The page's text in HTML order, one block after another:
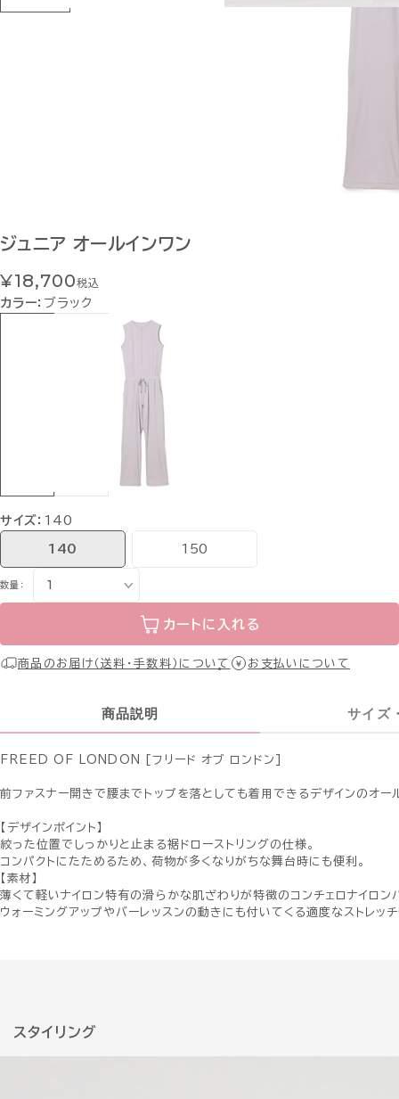
ジュニア オールインワン
¥18,700税込
カラー： ブラック
サイズ： 140
140 150
数量：
カートに入れる
商品のお届け（送料・手数料）について お支払いについて
商品説明 サイズ
FREED OF LONDON [フリード オブ ロンドン]
前ファスナー開きで腰までトップを落としても着用できるデザインのオー
【デザインポイント】
絞った位置でしっかりと止まる裾ドローストリングの仕様。
コンパクトにたためるため、荷物が多くなりがちな舞台時にも便利。
【素材】
薄くて軽いナイロン特有の滑らかな肌ざわりが特徴のコンチェロナイロン
ウォーミングアップやバーレッスンの動きにも付いてくる適度なストレッ
スタイリング